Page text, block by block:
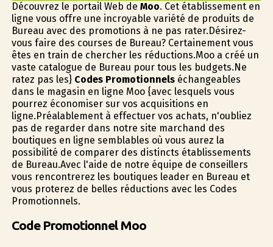
Découvrez le portail Web de Moo. Cet établissement en
ligne vous offre une incroyable variété de produits de
Bureau avec des promotions à ne pas rater.Désirez-
vous faire des courses de Bureau? Certainement vous
êtes en train de chercher les réductions.Moo a créé un
vaste catalogue de Bureau pour tous les budgets.Ne
ratez pas les} Codes Promotionnelséchangeables
dans le magasin en ligne Moo {avec lesquels vous
pourrez économiser sur vos acquisitions en
ligne.Préalablement à effectuer vos achats, n'oubliez
pas de regarder dans notre site marchand des
boutiques en ligne semblables où vous aurez la
possibilité de comparer des distincts établissements
de Bureau.Avec l'aide de notre équipe de conseillers
vous rencontrerez les boutiques leader en Bureau et
vous profiterez de belles réductions avec les Codes
Promotionnels.
Code Promotionnel Moo